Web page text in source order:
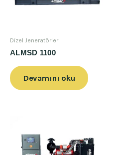
Dizel Jeneratörler
ALMSD 1100
Devamını oku